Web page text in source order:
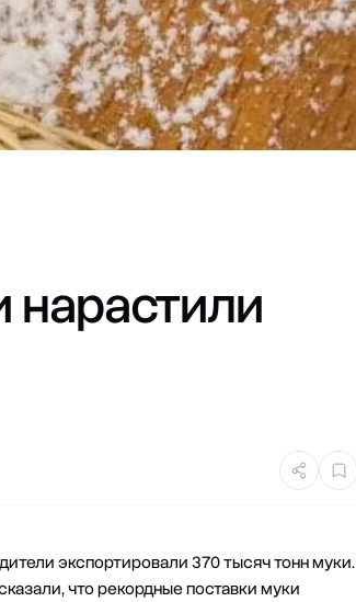
нарастили
экспортировали 370 тысяч тонн муки.
что рекордные поставки муки